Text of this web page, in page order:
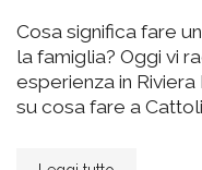
Cosa significa fare
la famiglia? Oggi vi
esperienza in
su cosa fare a